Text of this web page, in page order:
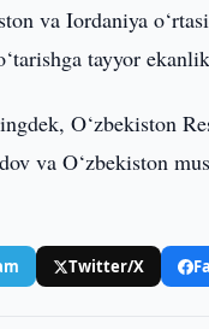
va Iordaniya
tayyor
O‘zbekiston
va O‘zbekiston
Twitter/X